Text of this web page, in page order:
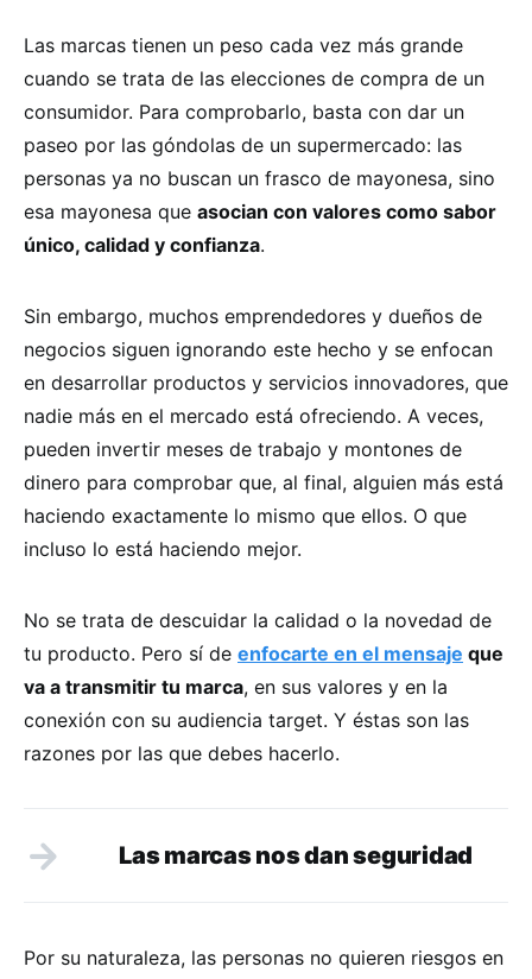
Las marcas tienen un peso cada vez más grande
cuando se trata de las elecciones de compra de un
consumidor. Para comprobarlo, basta con dar un
paseo por las góndolas de un supermercado: las
personas ya no buscan un frasco de mayonesa, sino
esa mayonesa que asocian con valores como sabor
único, calidad y confianza.
Sin embargo, muchos emprendedores y dueños de
negocios siguen ignorando este hecho y se enfocan
en desarrollar productos y servicios innovadores, que
nadie más en el mercado está ofreciendo. A veces,
pueden invertir meses de trabajo y montones de
dinero para comprobar que, al final, alguien más está
haciendo exactamente lo mismo que ellos. O que
incluso lo está haciendo mejor.
No se trata de descuidar la calidad o la novedad de
tu producto. Pero sí de enfocarte en el mensaje que
va a transmitir tu marca, en sus valores y en la
conexión con su audiencia target. Y éstas son las
razones por las que debes hacerlo.
Las marcas nos dan seguridad
Por su naturaleza, las personas no quieren riesgos en